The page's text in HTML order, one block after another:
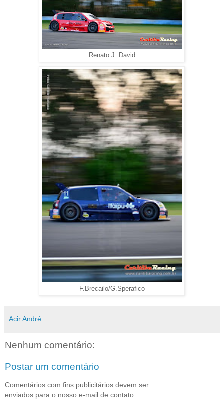
Renato J. David
F.Brecailo/G.Sperafico
Acir André
Nenhum comentário:
Postar um comentário
Comentários com fins publicitários devem ser
enviados para o nosso e-mail de contato.